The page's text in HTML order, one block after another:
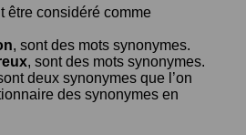
être considéré comme
, sont des mots synonymes.
, sont des mots synonymes.
deux synonymes que l’on
des synonymes en